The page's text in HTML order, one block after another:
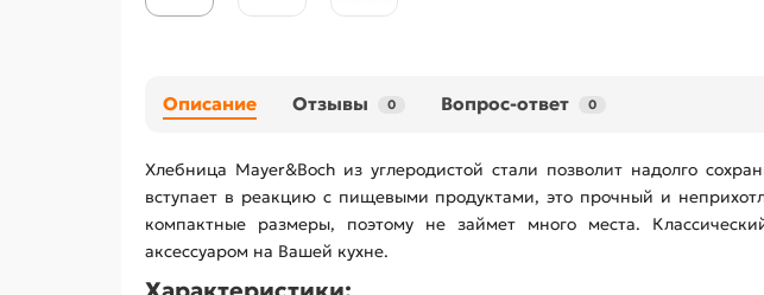
Описание Отзывы 0 Вопрос-ответ 0
Хлебница Mayer&Boch из углеродистой стали позволит надолго
вступает в реакцию с пищевыми продуктами, это прочный и
компактные размеры, поэтому не займет много места.
аксессуаром на Вашей кухне.